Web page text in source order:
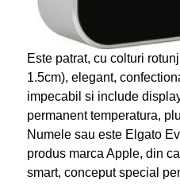
Este patrat, cu colturi
1.5cm), elegant,
impecabil si include
permanent temperatura,
Numele sau este Elgato
produs marca Apple, din
smart, conceput special